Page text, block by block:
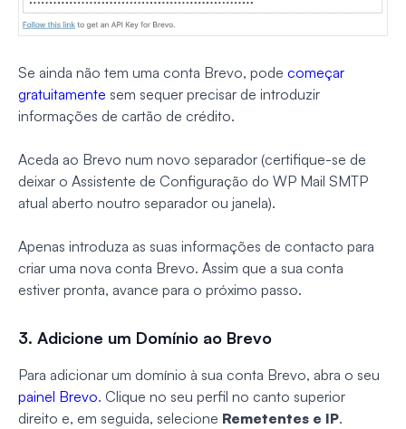
Se ainda não tem uma conta Brevo, pode começar
gratuitamente sem sequer precisar de introduzir
informações de cartão de crédito.
Aceda ao Brevo num novo separador (certifique-se de
deixar o Assistente de Configuração do WP Mail SMTP
atual aberto noutro separador ou janela).
Apenas introduza as suas informações de contacto para
criar uma nova conta Brevo. Assim que a sua conta
estiver pronta, avance para o próximo passo.
3. Adicione um Domínio ao Brevo
Para adicionar um domínio à sua conta Brevo, abra o seu
painel Brevo. Clique no seu perfil no canto superior
direito e, em seguida, selecione Remetentes e IP.